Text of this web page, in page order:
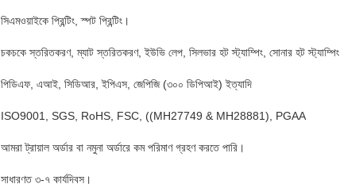
সিএমওয়াইকে প্রিন্টিং, স্পট প্রিন্টিং।
চকচকে স্তরিতকরণ, ম্যাট স্তরিতকরণ, ইউভি লেপ, সিলভার হট স্ট্যাম্পিং, সোনার হট স্ট্যাম্পিং
পিডিএফ, এআই, সিডিআর, ইপিএস, জেপিজি (৩০০ ডিপিআই) ইত্যাদি
ISO9001, SGS, RoHS, FSC, ((MH27749 & MH28881), PGAA
আমরা ট্রায়াল অর্ডার বা নমুনা অর্ডারে কম পরিমাণ গ্রহণ করতে পারি।
সাধারণত ৩-৭ কার্যদিবস।